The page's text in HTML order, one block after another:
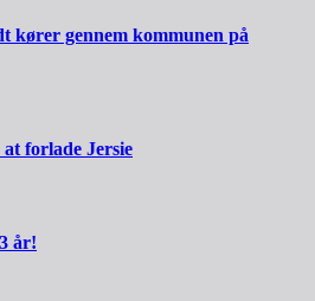
kører gennem kommunen på
forlade Jersie
år!